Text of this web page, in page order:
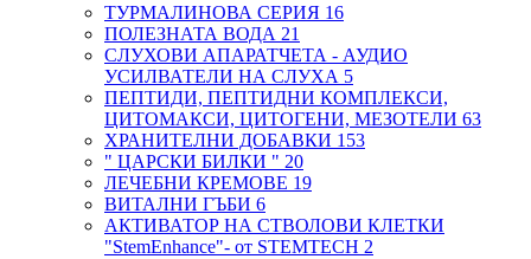
ТУРМАЛИНОВА СЕРИЯ 16
ПОЛЕЗНАТА ВОДА 21
СЛУХОВИ АПАРАТЧЕТА - АУДИО
УСИЛВАТЕЛИ НА СЛУХА 5
ПЕПТИДИ, ПЕПТИДНИ КОМПЛЕКСИ,
ЦИТОМАКСИ, ЦИТОГЕНИ, МЕЗОТЕЛИ 63
ХРАНИТЕЛНИ ДОБАВКИ 153
" ЦАРСКИ БИЛКИ " 20
ЛЕЧЕБНИ КРЕМОВЕ 19
ВИТАЛНИ ГЪБИ 6
АКТИВАТОР НА СТВОЛОВИ КЛЕТКИ
"StemEnhance"- от STEMTECH 2